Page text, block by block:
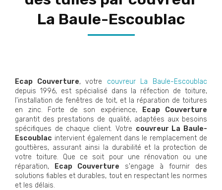
La Baule-Escoublac
Ecap Couverture, votre couvreur La Baule-Escoublac
depuis 1996, est spécialisé dans la réfection de toiture,
l'installation de fenêtres de toit, et la réparation de toitures
en zinc. Forte de son expérience,
Ecap Couverture
garantit des prestations de qualité, adaptées aux besoins
spécifiques de chaque client. Votre couvreur La Baule-
Escoublac intervient également dans le remplacement de
gouttières, assurant ainsi la durabilité et la protection de
votre toiture. Que ce soit pour une rénovation ou une
réparation,
Ecap Couverture s'engage à fournir des
solutions fiables et durables, tout en respectant les normes
et les délais.